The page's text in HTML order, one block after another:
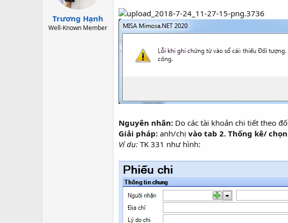
Trương Hạnh
Well-Known Member
Nguyên nhân: Do các tài khoản chi tiết theo
Giải pháp: anh/chị vào tab 2. Thống kê/
Ví dụ: TK 331 như hình: